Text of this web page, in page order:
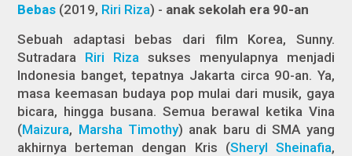
Bebas (2019, Riri Riza) - anak sekolah era 90-an
Sebuah adaptasi bebas dari film Korea, Sunny.
Sutradara Riri Riza sukses menyulapnya menjadi
Indonesia banget, tepatnya Jakarta circa 90-an. Ya,
masa keemasan budaya pop mulai dari musik, gaya
bicara, hingga busana. Semua berawal ketika Vina
(Maizura, Marsha Timothy) anak baru di SMA yang
akhirnya berteman dengan Kris (Sheryl Sheinafia,